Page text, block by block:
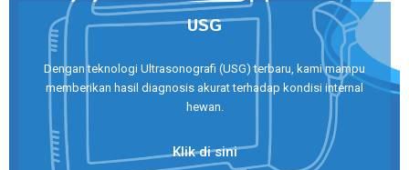
USG
Dengan teknologi Ultrasonografi (USG) terbaru, kami mampu
memberikan hasil diagnosis akurat terhadap kondisi internal
hewan.
Klik di sini